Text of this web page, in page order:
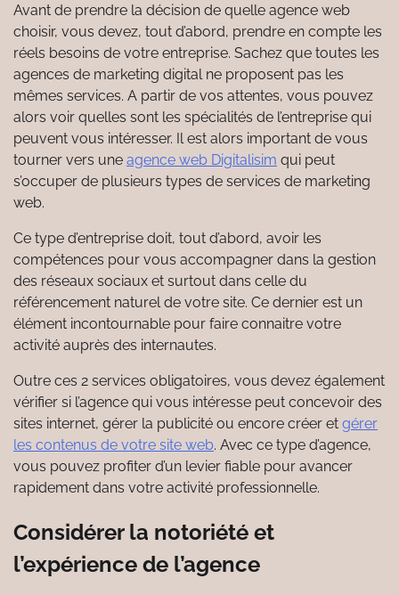
Avant de prendre la décision de quelle agence web
choisir, vous devez, tout d’abord, prendre en compte les
réels besoins de votre entreprise. Sachez que toutes les
agences de marketing digital ne proposent pas les
mêmes services. A partir de vos attentes, vous pouvez
alors voir quelles sont les spécialités de l’entreprise qui
peuvent vous intéresser. Il est alors important de vous
tourner vers une agence web Digitalisim qui peut
s’occuper de plusieurs types de services de marketing
web.
Ce type d’entreprise doit, tout d’abord, avoir les
compétences pour vous accompagner dans la gestion
des réseaux sociaux et surtout dans celle du
référencement naturel de votre site. Ce dernier est un
élément incontournable pour faire connaitre votre
activité auprès des internautes.
Outre ces 2 services obligatoires, vous devez également
vérifier si l’agence qui vous intéresse peut concevoir des
sites internet, gérer la publicité ou encore créer et gérer
les contenus de votre site web. Avec ce type d’agence,
vous pouvez profiter d’un levier fiable pour avancer
rapidement dans votre activité professionnelle.
Considérer la notoriété et
l’expérience de l’agence